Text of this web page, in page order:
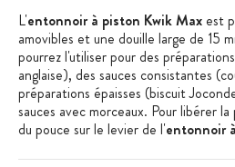
L'entonnoir à piston Kwik Max est
amovibles et une douille large de 15
pourrez l'utiliser pour des
anglaise), des sauces consistantes
préparations épaisses (biscuit
sauces avec morceaux. Pour libérer
du pouce sur le levier de l'entonnoir